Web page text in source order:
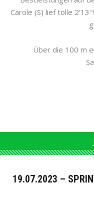
Carole (S) lief tolle
Über die 100 m
19.07.2023 –